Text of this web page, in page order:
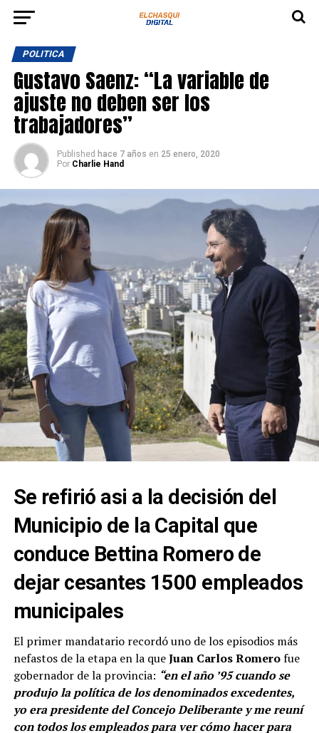
POLITICA
Gustavo Saenz: “La variable de
ajuste no deben ser los
trabajadores”
Published hace 7 años en 25 enero, 2020
Por Charlie Hand
Se refirió asi a la decisión del
Municipio de la Capital que
conduce Bettina Romero de
dejar cesantes 1500 empleados
municipales
El primer mandatario recordó uno de los episodios más
nefastos de la etapa en la queJuan Carlos Romerofue
gobernador de la provincia: “en el año ’95 cuando se
produjo la política de los denominados excedentes,
yo era presidente del Concejo Deliberante y me reuní
con todos los empleados para ver cómo hacer para